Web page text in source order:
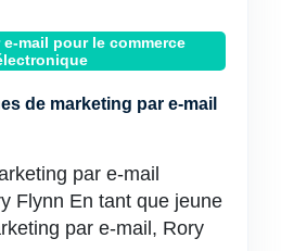
mail pour le commerce
de marketing par e-mail
par e-mail
Flynn En tant que jeune
par e-mail, Rory